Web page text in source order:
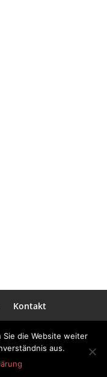
Kontakt
Rechte
Sie die Website weiter
aus.